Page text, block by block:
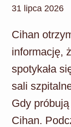
31 lipca 2026
Cihan
informację,
spotykała
sali
Gdy
Cihan.